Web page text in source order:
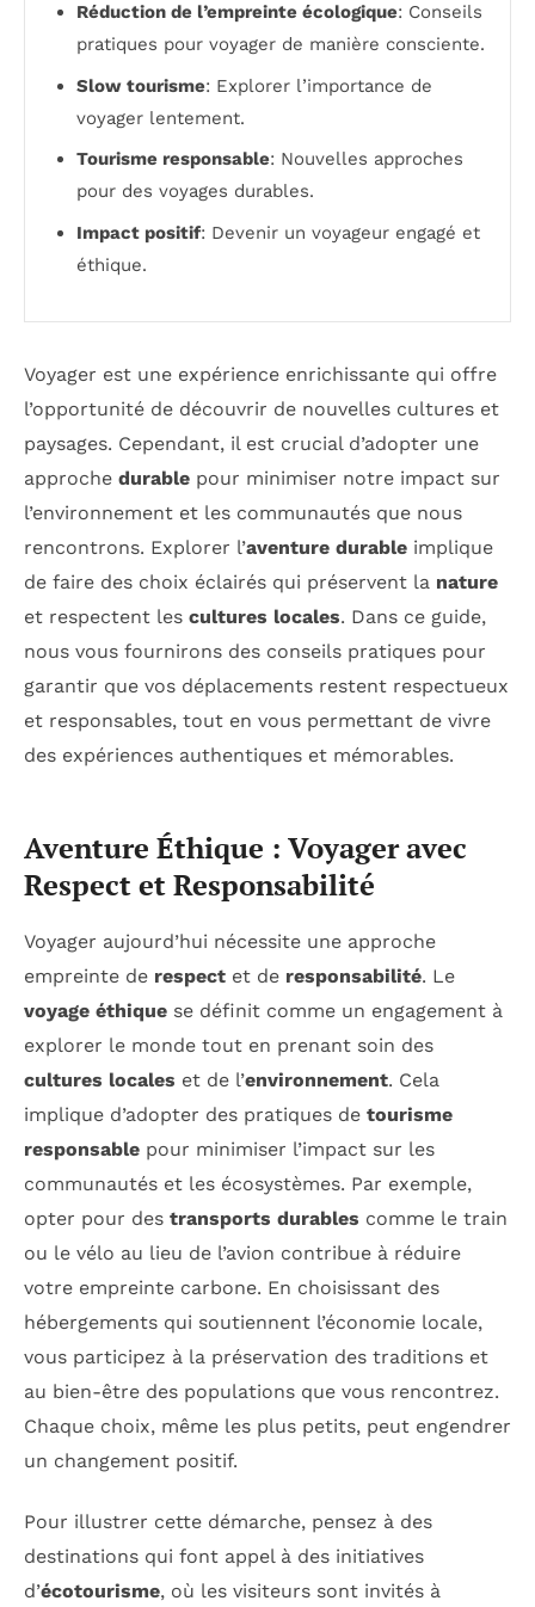
Réduction de l’empreinte écologique: Conseils
pratiques pour voyager de manière consciente.
Slow tourisme: Explorer l’importance de
voyager lentement.
Tourisme responsable: Nouvelles approches
pour des voyages durables.
Impact positif: Devenir un voyageur engagé et
éthique.
Voyager est une expérience enrichissante qui offre
l’opportunité de découvrir de nouvelles cultures et
paysages. Cependant, il est crucial d’adopter une
approche durable pour minimiser notre impact sur
l’environnement et les communautés que nous
rencontrons. Explorer l’aventure durable implique
de faire des choix éclairés qui préservent la nature
et respectent les cultures locales. Dans ce guide,
nous vous fournirons des conseils pratiques pour
garantir que vos déplacements restent respectueux
et responsables, tout en vous permettant de vivre
des expériences authentiques et mémorables.
Aventure Éthique : Voyager avec
Respect et Responsabilité
Voyager aujourd’hui nécessite une approche
empreinte de respect et de responsabilité. Le
voyage éthique se définit comme un engagement à
explorer le monde tout en prenant soin des
cultures locales et de l’environnement. Cela
implique d’adopter des pratiques de tourisme
responsable pour minimiser l’impact sur les
communautés et les écosystèmes. Par exemple,
opter pour des transports durables comme le train
ou le vélo au lieu de l’avion contribue à réduire
votre empreinte carbone. En choisissant des
hébergements qui soutiennent l’économie locale,
vous participez à la préservation des traditions et
au bien-être des populations que vous rencontrez.
Chaque choix, même les plus petits, peut engendrer
un changement positif.
Pour illustrer cette démarche, pensez à des
destinations qui font appel à des initiatives
d’écotourisme, où les visiteurs sont invités à